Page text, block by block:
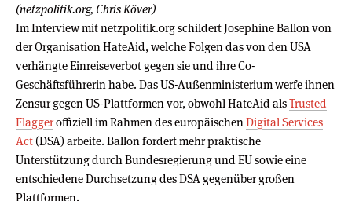
(netzpolitik.org, Chris Köver)
Im Interview mit netzpolitik.org schildert Josephine Ballon von
der Organisation HateAid, welche Folgen das von den USA
verhängte Einreiseverbot gegen sie und ihre Co-
Geschäftsführerin habe. Das US-Außenministerium werfe ihnen
Zensur gegen US-Plattformen vor, obwohl HateAid alsTrusted
Flaggeroffiziell im Rahmen des europäischenDigital Services
Act (DSA) arbeite. Ballon fordert mehr praktische
Unterstützung durch Bundesregierung und EU sowie eine
entschiedene Durchsetzung des DSA gegenüber großen
Plattformen.